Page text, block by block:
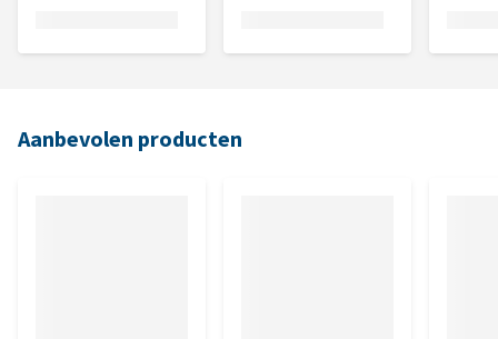
Aanbevolen producten